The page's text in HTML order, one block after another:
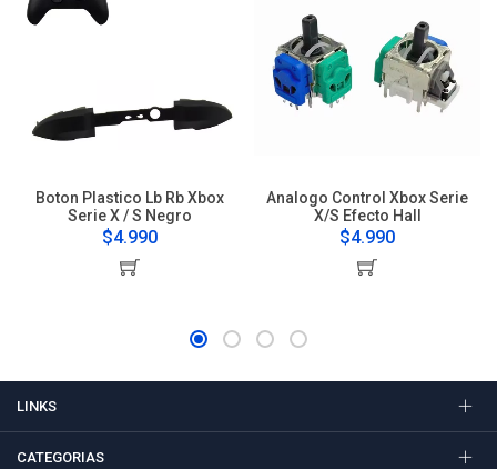
Boton Plastico Lb Rb Xbox
Serie X / S Negro
$4.990
Analogo Control Xbox Serie
X/S Efecto Hall
$4.990
LINKS
CATEGORIAS